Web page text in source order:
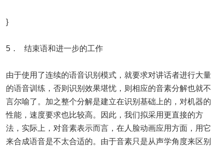
}
5． 结束语和进一步的工作
由于使用了连续的语音识别模式，就要求对讲话者进行大量
的语音训练，否则识别效果堪忧，则相应的音素分解也就不
言尔喻了。加之整个分解是建立在识别基础上的，对机器的
性能，速度要求也比较高。因此，我们拟采用更直接的方
法，实际上，对音素表示而言，在人脸动画应用方面，用它
来合成语音是不太合适的。由于音素只是从声学角度来区别